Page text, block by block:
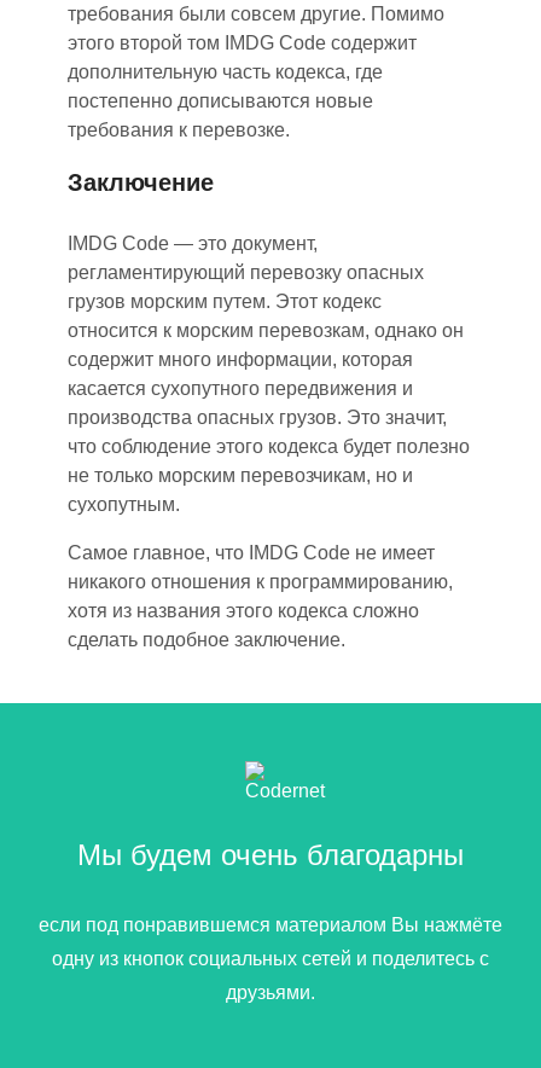
требования были совсем другие. Помимо
этого второй том IMDG Code содержит
дополнительную часть кодекса, где
постепенно дописываются новые
требования к перевозке.
Заключение
IMDG Code — это документ,
регламентирующий перевозку опасных
грузов морским путем. Этот кодекс
относится к морским перевозкам, однако он
содержит много информации, которая
касается сухопутного передвижения и
производства опасных грузов. Это значит,
что соблюдение этого кодекса будет полезно
не только морским перевозчикам, но и
сухопутным.
Самое главное, что IMDG Code не имеет
никакого отношения к программированию,
хотя из названия этого кодекса сложно
сделать подобное заключение.
Мы будем очень благодарны
если под понравившемся материалом Вы нажмёте
одну из кнопок социальных сетей и поделитесь с
друзьями.